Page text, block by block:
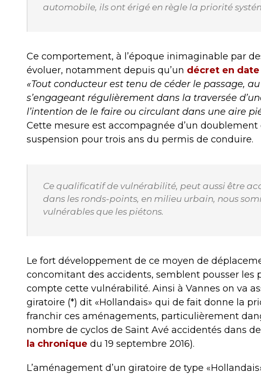
automobile, ils ont érigé en règle la priorité
Ce comportement, à l’époque inimaginable par
évoluer, notamment depuis qu’un décret en date
«Tout conducteur est tenu de céder le passage,
s’engageant régulièrement dans la traversée
l’intention de le faire ou circulant dans une aire
Cette mesure est accompagnée d’un doublement
suspension pour trois ans du permis de conduire.
Ce qualificatif de vulnérabilité, peut aussi être
dans les ronds-points, en milieu urbain, nous
vulnérables que les piétons.
Le fort développement de ce moyen de
concomitant des accidents, semblent pousser les
compte cette vulnérabilité. Ainsi à Vannes on va
giratoire (*) dit «Hollandais» qui de fait donne la
franchir ces aménagements, particulièrement
nombre de cyclos de Saint Avé accidentés dans
la chronique du 19 septembre 2016).
L’aménagement d’un giratoire de type